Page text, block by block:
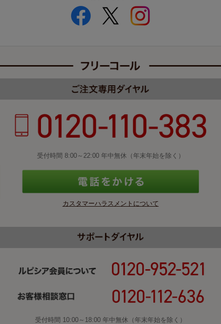
受付時間 8:00～22:00 年中無休（年末年始を除く）
カスタマーハラスメントについて
受付時間 10:00～18:00 年中無休（年末年始を除く）